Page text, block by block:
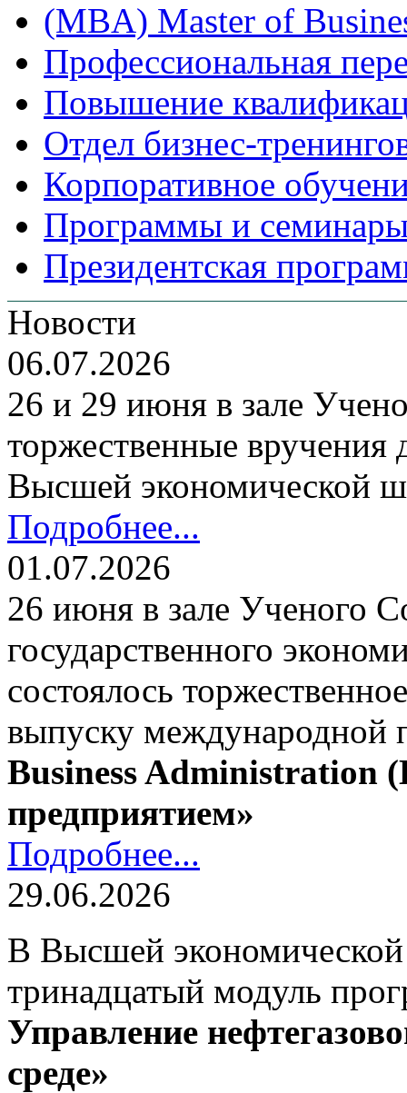
(MBA) Master of
Профессиональная
Повышение
Отдел бизнес-
Корпоративное
Программы и
Президентская
Новости
06.07.2026
26 и 29 июня в зале
торжественные
Высшей экономической
Подробнее...
01.07.2026
26 июня в зале Ученого
государственного
состоялось
выпуску
Business Administration
предприятием»
Подробнее...
29.06.2026
В Высшей
тринадцатый модуль
Управление
среде»